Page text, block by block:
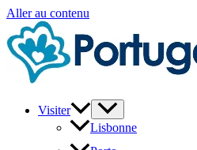
Aller au contenu
Visiter
Lisbonne